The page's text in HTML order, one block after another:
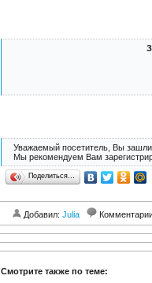
Уважаемый посетитель, Вы зашли
Мы рекомендуем Вам
Поделиться…
Добавил: Julia
Смотрите также по теме: